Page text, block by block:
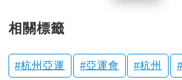
相關標籤
杭州亞運 亞運會 杭州